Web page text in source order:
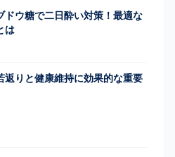
ドウ糖で二日酔い対策！最適な
は
返りと健康維持に効果的な重要